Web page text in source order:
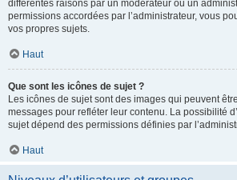
différentes raisons par un modérateur ou un
permissions accordées par l’administrateur, vous
vos propres sujets.
Haut
Que sont les icônes de sujet ?
Les icônes de sujet sont des images qui peuvent
messages pour refléter leur contenu. La possibilité
sujet dépend des permissions définies par
Haut